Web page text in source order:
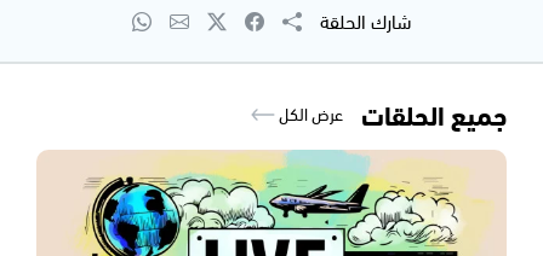
شارك الحلقة
جميع الحلقات عرض الكل